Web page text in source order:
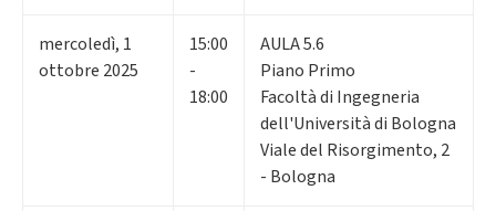
mercoledì, 1
ottobre 2025
15:00
-
18:00
AULA 5.6
Piano Primo
Facoltà di Ingegneria
dell'Università di Bologna
Viale del Risorgimento, 2
- Bologna